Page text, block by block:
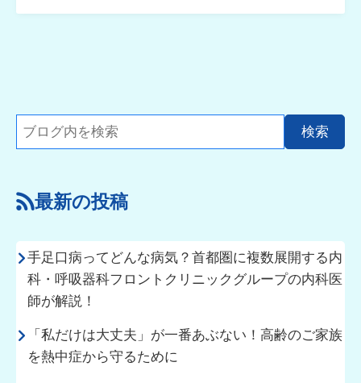
最新の投稿
手足口病ってどんな病気？首都圏に複数展開する内
科・呼吸器科フロントクリニックグループの内科医
師が解説！
「私だけは大丈夫」が一番あぶない！高齢のご家族
を熱中症から守るために